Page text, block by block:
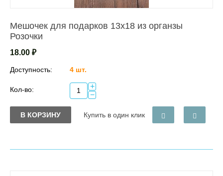
Мешочек для подарков 13х18 из органзы
Розочки
18.00 ₽
Доступность: 4 шт.
Кол-во:
+
−
В КОРЗИНУ Купить в один клик